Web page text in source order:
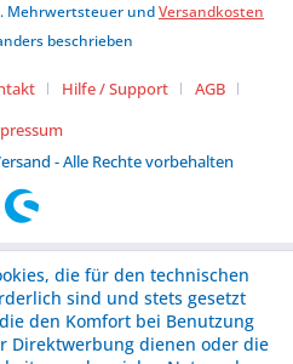
Mehrwertsteuer undVersandkosten
beschrieben
Hilfe / Support
AGB
- Alle Rechte vorbehalten
die für den technischen
sind und stets gesetzt
den Komfort bei Benutzung
Direktwerbung dienen oder die